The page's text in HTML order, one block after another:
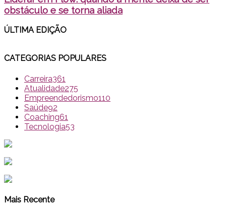
obstáculo e se torna aliada
ÚLTIMA EDI ÇÃO
CATEGORIAS POPULARES
Carreira361
Atualidade275
Empreendedorismo110
Saúde92
Coaching61
Tecnologia53
Mais Recente